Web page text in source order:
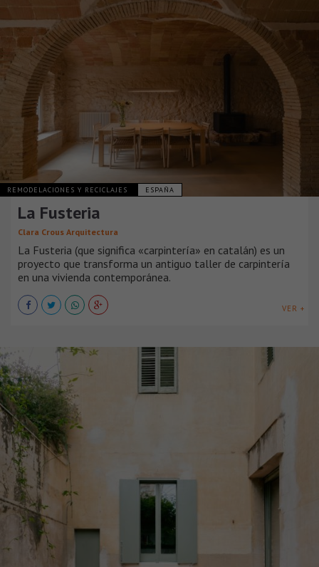
REMODELACIONES Y RECICLAJES ESPAÑA
La Fusteria
Clara Crous Arquitectura
La Fusteria (que significa «carpintería» en catalán) es un
proyecto que transforma un antiguo taller de carpintería
en una vivienda contemporánea.
VER +